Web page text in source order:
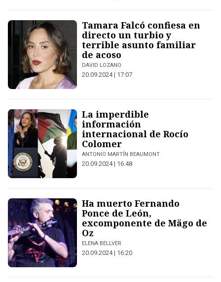
Tamara Falcó confiesa en
directo un turbio y
terrible asunto familiar
de acoso
DAVID LOZANO
20.09.2024 | 17:07
La imperdible
información
internacional de Rocío
Colomer
ANTONIO MARTÍN BEAUMONT
20.09.2024 | 16:48
Ha muerto Fernando
Ponce de León,
excomponente de Mägo de
Oz
ELENA BELLVER
20.09.2024 | 16:20